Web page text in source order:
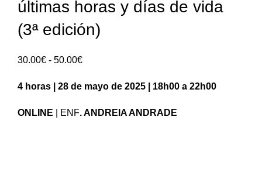
últimas horas y días de vida
(3ª edición)
30.00€ - 50.00€Rango
precios:
hasta
4 horas | 28 de mayo de 2025 | 18h00 a 22h00
ONLINE | ENF. ANDREIA ANDRADE